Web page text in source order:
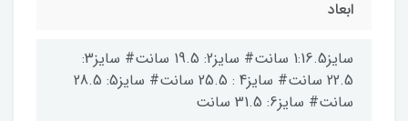
ابعاد
سایز1:16.5 سانت# سایز2: 19.5 سانت# سایز3:
22.5 سانت# سایز4 : 25.5 سانت# سایز5: 28.5
سانت# سایز6: 31.5 سانت